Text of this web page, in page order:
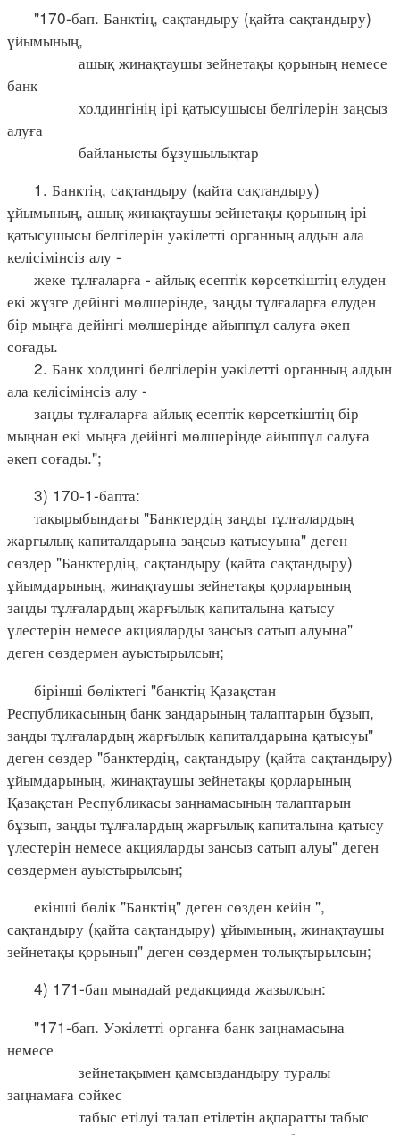
"170-бап. Банктің, сақтандыру (қайта сақтандыру)
ұйымының,
ашық жинақтаушы зейнетақы қорының немесе
банк
холдингінің ірі қатысушысы белгілерін заңсыз
алуға
байланысты бұзушылықтар
1. Банктің, сақтандыру (қайта сақтандыру)
ұйымының, ашық жинақтаушы зейнетақы қорының ірі
қатысушысы белгілерін уәкілетті органның алдын ала
келісімінсіз алу -
жеке тұлғаларға - айлық есептік көрсеткіштің елуден
екі жүзге дейінгі мөлшерінде, заңды тұлғаларға елуден
бір мыңға дейінгі мөлшерінде айыппұл салуға әкеп
соғады.
2. Банк холдингі белгілерін уәкілетті органның алдын
ала келісімінсіз алу -
заңды тұлғаларға айлық есептік көрсеткіштің бір
мыңнан екі мыңға дейінгі мөлшерінде айыппұл салуға
әкеп соғады.";
3) 170-1-бапта:
тақырыбындағы "Банктердің заңды тұлғалардың
жарғылық капиталдарына заңсыз қатысуына" деген
сөздер "Банктердің, сақтандыру (қайта сақтандыру)
ұйымдарының, жинақтаушы зейнетақы қорларының
заңды тұлғалардың жарғылық капиталына қатысу
үлестерін немесе акцияларды заңсыз сатып алуына"
деген сөздермен ауыстырылсын;
бірінші бөліктегі "банктің Қазақстан
Республикасының банк заңдарының талаптарын бұзып,
заңды тұлғалардың жарғылық капиталдарына қатысуы"
деген сөздер "банктердің, сақтандыру (қайта сақтандыру)
ұйымдарының, жинақтаушы зейнетақы қорларының
Қазақстан Республикасы заңнамасының талаптарын
бұзып, заңды тұлғалардың жарғылық капиталына қатысу
үлестерін немесе акцияларды заңсыз сатып алуы" деген
сөздермен ауыстырылсын;
екінші бөлік "Банктің" деген сөзден кейін ",
сақтандыру (қайта сақтандыру) ұйымының, жинақтаушы
зейнетақы қорының" деген сөздермен толықтырылсын;
4) 171-бап мынадай редакцияда жазылсын:
"171-бап. Уәкілетті органға банк заңнамасына
немесе
зейнетақымен қамсыздандыру туралы
заңнамаға сәйкес
табыс етілуі талап етілетін ақпаратты табыс